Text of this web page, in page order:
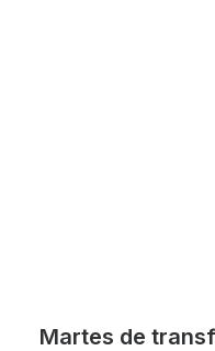
Martes de